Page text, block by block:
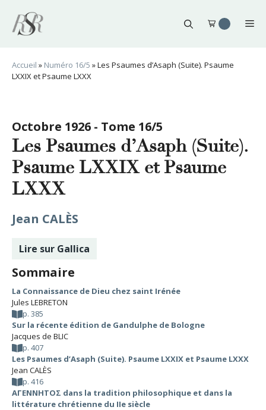
contenu
Accueil » Numéro 16/5 »Les Psaumes d’Asaph (Suite). Psaume
LXXIX et Psaume LXXX
Octobre 1926 - Tome 16/5
Les Psaumes d’Asaph (Suite).
Psaume LXXIX et Psaume
LXXX
Jean CALÈS
Lire sur Gallica
Sommaire
La Connaissance de Dieu chez saint Irénée
Jules LEBRETON
p. 385
Sur la récente édition de Gandulphe de Bologne
Jacques de BLIC
p. 407
Les Psaumes d’Asaph (Suite). Psaume LXXIX et Psaume LXXX
Jean CALÈS
p. 416
ΑΓΕΝΝΗΤΟΣ dans la tradition philosophique et dans la
littérature chrétienne du IIe siècle